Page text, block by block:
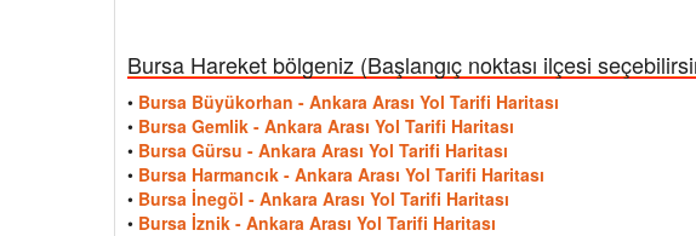
Bursa Hareket bölgeniz (Başlangıç noktası ilçesi
• Bursa Büyükorhan - Ankara Arası Yol Tarifi Haritası
• Bursa Gemlik - Ankara Arası Yol Tarifi Haritası
• Bursa Gürsu - Ankara Arası Yol Tarifi Haritası
• Bursa Harmancık - Ankara Arası Yol Tarifi Haritası
• Bursa İnegöl - Ankara Arası Yol Tarifi Haritası
• Bursa İznik - Ankara Arası Yol Tarifi Haritası